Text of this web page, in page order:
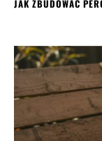
JAK ZBUDOWAĆ